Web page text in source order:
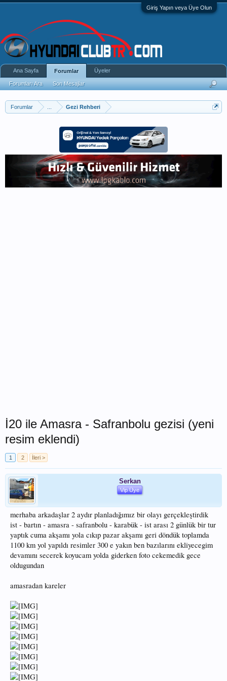
Giriş Yapın veya Üye Olun
Forumlar Gezi Rehberi
İ20 ile Amasra - Safranbolu gezisi (yeni
resim eklendi)
1 2 İleri >
Serkan
Vip Üye
merhaba arkadaşlar 2 aydır planladığımız bir olayı gerçekleştirdik
ist - bartın - amasra - safranbolu - karabük - ist arası 2 günlük bir tur
yaptık cuma akşamı yola cıkıp pazar akşamı geri döndük toplamda
1100 km yol yapıldı resimler 300 e yakın ben bazılarını ekliyecegim
devamını secerek koyucam yolda giderken foto cekemedik gece
oldugundan
amasradan kareler
Ana Sayfa Forumlar
Forumları Ara Son Mesajlar
Üyeler